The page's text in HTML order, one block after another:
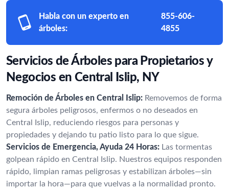
Habla con un experto en
árboles:
855-606-
4855
Servicios de Árboles para Propietarios y
Negocios en Central Islip, NY
Remoción de Árboles en Central Islip: Removemos de forma
segura árboles peligrosos, enfermos o no deseados en
Central Islip, reduciendo riesgos para personas y
propiedades y dejando tu patio listo para lo que sigue.
Servicios de Emergencia, Ayuda 24 Horas: Las tormentas
golpean rápido en Central Islip. Nuestros equipos responden
rápido, limpian ramas peligrosas y estabilizan árboles—sin
importar la hora—para que vuelvas a la normalidad pronto.